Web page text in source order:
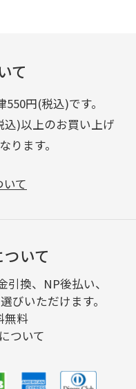
て
円(税込)です。
)以上のお買い上げ
ります。
て
いて
換、NP後払い、
びいただけます。
無料
ついて